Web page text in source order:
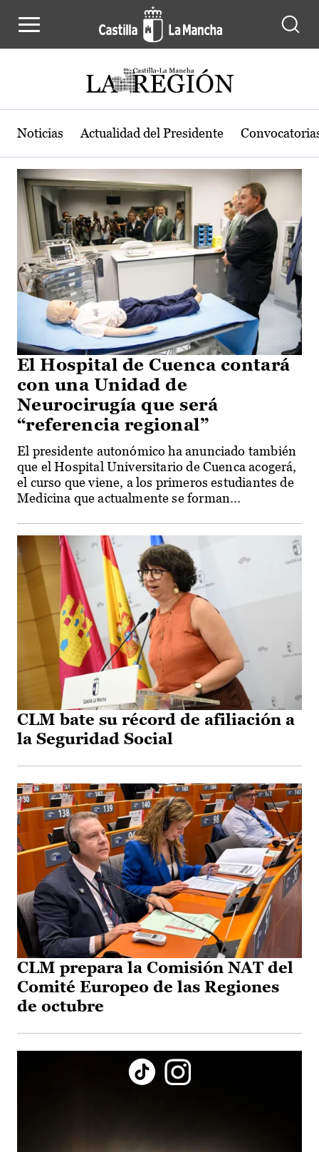
Actualidad de la región de Castilla-
Noticias Actualidad del Presidente
El Hospital de Cuenca contará
con una Unidad de
Neurocirugía que será
“referencia regional”
El presidente autonómico ha anunciado también
que el Hospital Universitario de Cuenca acogerá,
el curso que viene, a los primeros estudiantes de
Medicina que actualmente se forman...
CLM bate su récord de afiliación a
la Seguridad Social
CLM prepara la Comisión NAT del
Comité Europeo de las Regiones
de octubre